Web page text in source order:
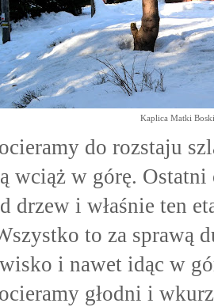
Kaplica Matki
do rozstaju
wciąż w górę.
drzew i właśnie ten
to za sprawą
i nawet idąc w
głodni i